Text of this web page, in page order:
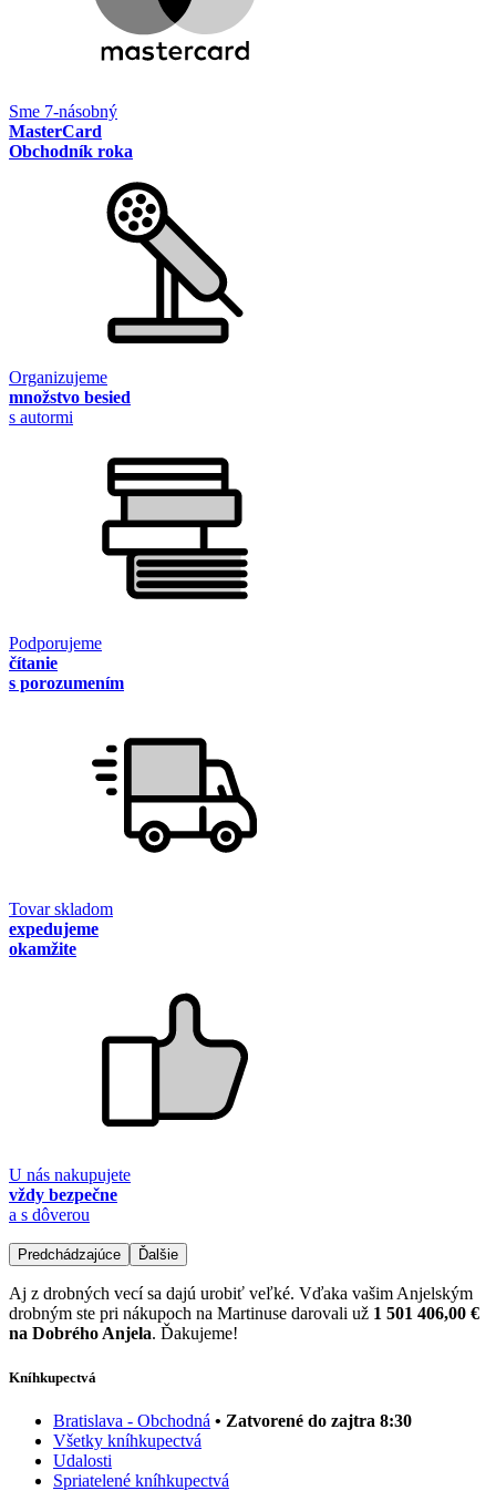
Sme 7-násobný
MasterCard
Obchodník roka
Organizujeme
množstvo besied
s autormi
Podporujeme
čítanie
s porozumením
Tovar skladom
expedujeme
okamžite
U nás nakupujete
vždy bezpečne
a s dôverou
Predchádzajúce Ďalšie
Aj z drobných vecí sa dajú urobiť veľké. Vďaka vašim Anjelským
drobným ste pri nákupoch na Martinuse darovali už 1 501 406,00 €
na Dobrého Anjela. Ďakujeme!
Kníhkupectvá
Bratislava - Obchodná • Zatvorené do zajtra 8:30
Všetky kníhkupectvá
Udalosti
Spriatelené kníhkupectvá